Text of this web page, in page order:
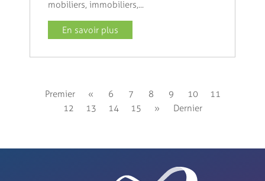
mobiliers, immobiliers,...
En savoir plus
Premier « 6 7 8 9 10
11
12
13 14 15 » Dernier